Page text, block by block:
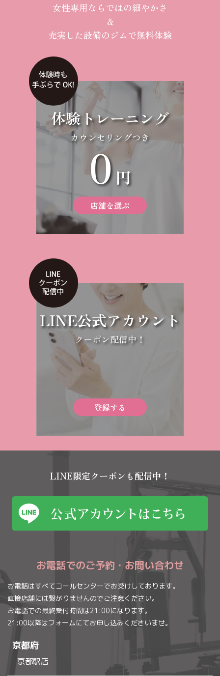
女性専用ならではの細やかさ
＆
充実した設備のジムで無料体験
体験トレーニング
カウンセリングつき
0円
店舗を選ぶ
LINE公式アカウント
クーポン配信中！
登録する
LINE限定クーポンも配信中！
お電話でのご予約・お問い合わせ
お電話はすべてコールセンターでお受けしております。
直接店舗には繋がりませんのでご注意ください。
お電話での最終受付時間は21:00になります。
21:00以降はフォームにてお申し込みくださいませ。
京都府
京都駅店